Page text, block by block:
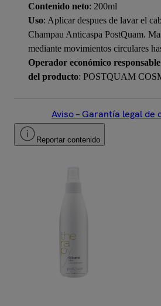
Contenido neto: 200ml
Uso: Aplicar despues de lavar el
Champau Anticaspa PostQuam.
mediante movimientos circulares
Operador económico
del producto: POSTQUAM
Aviso – Garantía legal de
Reportar contenido